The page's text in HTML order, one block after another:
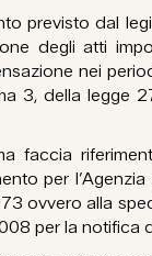
previsto dal
degli atti
nei
3, della legge
faccia
per
ovvero alla
per la notifica